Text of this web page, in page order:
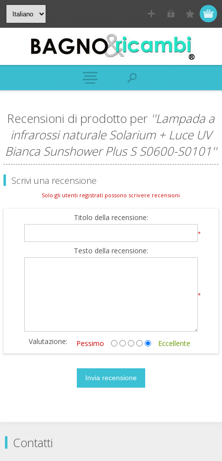
Recensioni di prodotto per Lampada a
infrarossi naturale Solarium + Luce UV
Bianca Sunshower Plus S S0600-S0101
Scrivi una recensione
Solo gli utenti registrati possono scrivere recensioni
Titolo della recensione:
*
Testo della recensione:
*
Valutazione: Pessimo Eccellente
Contatti